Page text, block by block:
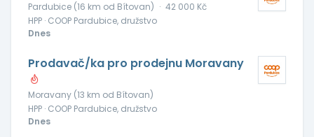
Pardubice (16 km od Bítovan) · 42 000 Kč
HPP · COOP Pardubice, družstvo
Dnes
Prodavač/ka pro prodejnu Moravany
Moravany (13 km od Bítovan)
HPP · COOP Pardubice, družstvo
Dnes